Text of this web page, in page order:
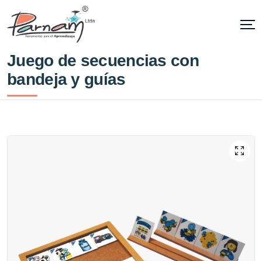
Juego de secuencias con
bandeja y guías